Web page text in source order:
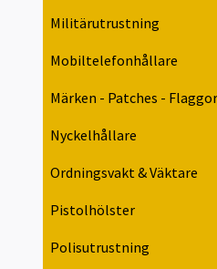
Militärutrustning
Mobiltelefonhållare
Märken - Patches - Flaggor
Nyckelhållare
Ordningsvakt & Väktare
Pistolhölster
Polisutrustning